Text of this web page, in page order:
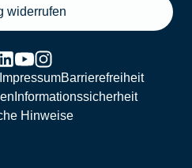
widerrufen
ImpressumBarrierefreiheit
Informationssicherheit
Hinweise